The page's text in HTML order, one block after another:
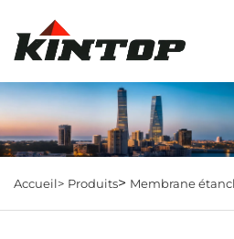
Accueil> Produits> Membrane